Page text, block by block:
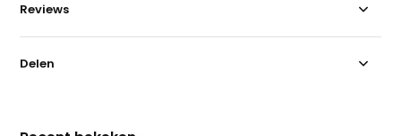
Reviews
Delen